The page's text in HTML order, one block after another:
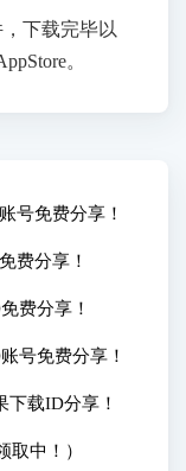
下载完毕以
。
号免费分享！
费分享！
费分享！
号免费分享！
下载ID分享！
中！）